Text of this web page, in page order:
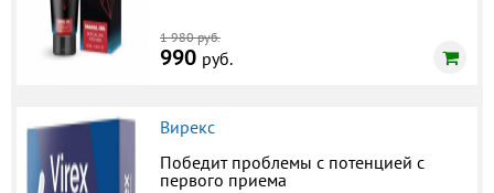
1 980 руб.
990 руб.
Вирекс
Победит проблемы с потенцией с
первого приема